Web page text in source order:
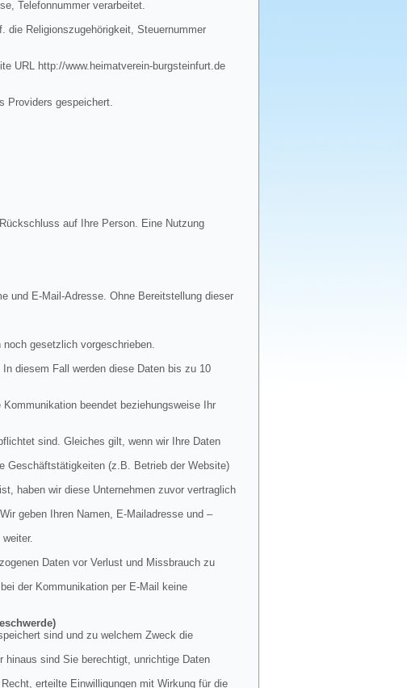
Telefonnummer verarbeitet.
die Religionszugehörigkeit, Steuernummer
URL http://www.heimatverein-burgsteinfurt.de
Providers gespeichert.
auf Ihre Person. Eine Nutzung
und E-Mail-Adresse. Ohne Bereitstellung dieser
gesetzlich vorgeschrieben.
diesem Fall werden diese Daten bis zu 10
beendet beziehungsweise Ihr
sind. Gleiches gilt, wenn wir Ihre Daten
Geschäftstätigkeiten (z.B. Betrieb der Website)
haben wir diese Unternehmen zuvor vertraglich
geben Ihren Namen, E-Mailadresse und –
Daten vor Verlust und Missbrauch zu
der Kommunikation per E-Mail keine
sind und zu welchem Zweck die
hinaus sind Sie berechtigt, unrichtige Daten
erteilte Einwilligungen mit Wirkung für die